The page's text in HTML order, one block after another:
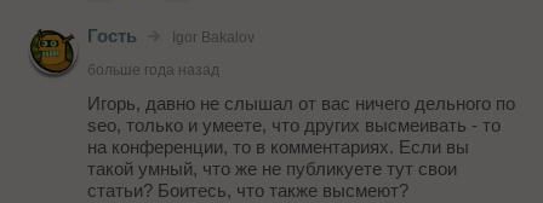
Гость
Igor Bakalov
больше года назад
Игорь, давно не слышал от вас ничего дельного по
seo, только и умеете, что других высмеивать - то
на конференции, то в комментариях. Если вы
такой умный, что же не публикуете тут свои
статьи? Боитесь, что также высмеют?